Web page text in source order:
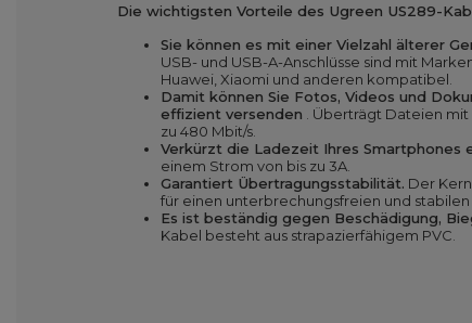
Die wichtigsten Vorteile des Ugreen US289-
Sie können es mit einer Vielzahl älterer
USB- und USB-A-Anschlüsse sind mit
Huawei, Xiaomi und anderen kompatibel.
Damit können Sie Fotos, Videos und
effizient versenden . Überträgt Dateien
zu 480 Mbit/s.
Verkürzt die Ladezeit Ihres Smartphones
einem Strom von bis zu 3A.
Garantiert Übertragungsstabilität. Der
für einen unterbrechungsfreien und stabilen
Es ist beständig gegen Beschädigung,
Kabel besteht aus strapazierfähigem PVC.